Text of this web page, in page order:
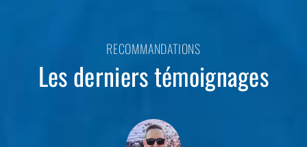
RECOMMANDATIONS
Les derniers témoignages